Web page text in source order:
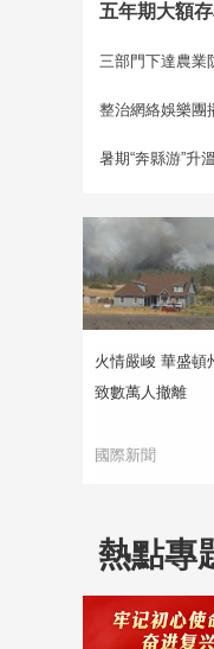
五年期大額
三部門下達農業
整治網絡娛樂團
暑期“奔縣游”升
火情嚴峻 華盛頓
致數萬人撤離
國際新聞
熱點專